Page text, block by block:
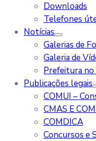
Downloads
Telefones
Notícias
Galerias de
Galeria de
Prefeitura no
Publicações legais
COMUI –
CMAS E
COMDICA
Concursos e